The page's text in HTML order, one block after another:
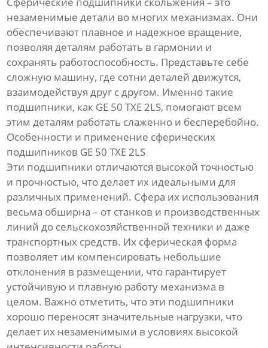
незаменимые детали во многих механизмах. Они
обеспечивают плавное и надежное вращение,
позволяя деталям работать в гармонии и
сохранять работоспособность. Представьте себе
сложную машину, где сотни деталей движутся,
взаимодействуя друг с другом. Именно такие
подшипники, как GE 50 TXE 2LS, помогают всем
этим деталям работать слаженно и бесперебойно.
Особенности и применение сферических
подшипников GE 50 TXE 2LS
Эти подшипники отличаются высокой точностью
и прочностью, что делает их идеальными для
различных применений. Сфера их использования
весьма обширна – от станков и производственных
линий до сельскохозяйственной техники и даже
транспортных средств. Их сферическая форма
позволяет им компенсировать небольшие
отклонения в размещении, что гарантирует
устойчивую и плавную работу механизма в
целом. Важно отметить, что эти подшипники
хорошо переносят значительные нагрузки, что
делает их незаменимыми в условиях высокой